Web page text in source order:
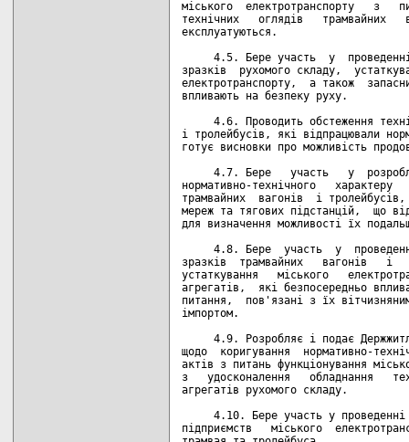
міського  електротранспорту   з
технічних   оглядів   трамвайних
експлуатуються.
4.5. Бере участь  у
зразків  рухомого складу,
електротранспорту,  а також
впливають на безпеку руху.
4.6. Проводить обстеження
і тролейбусів, які відпрацювали
готує висновки про можливість
4.7. Бере   участь   у
нормативно-технічного   характеру
трамвайних  вагонів  і
мереж та тягових підстанцій,  що
для визначення можливості їх
4.8. Бере  участь  у
зразків  трамвайних   вагонів   і
устаткування   міського
агрегатів,  які безпосередньо
питання,  пов'язані з їх
імпортом.
4.9. Розробляє і подає
щодо  коригування  нормативно-
актів з питань функціонування
з   удосконалення   обладнання
агрегатів рухомого складу.
4.10. Бере участь у
підприємств   міського